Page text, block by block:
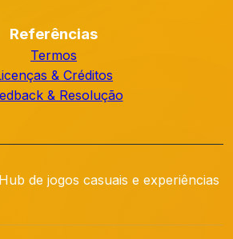
Referências
Termos
& Créditos
& Resolução
de jogos casuais e experiências